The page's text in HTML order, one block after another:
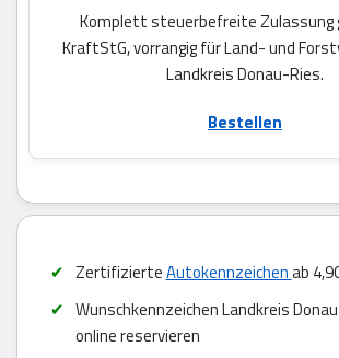
Komplett steuerbefreite Zulassung
KraftStG, vorrangig für Land- und
Landkreis Donau-Ries.
Bestellen
ZertifizierteAutokennzeichenab
Wunschkennzeichen Landkreis
online reservieren